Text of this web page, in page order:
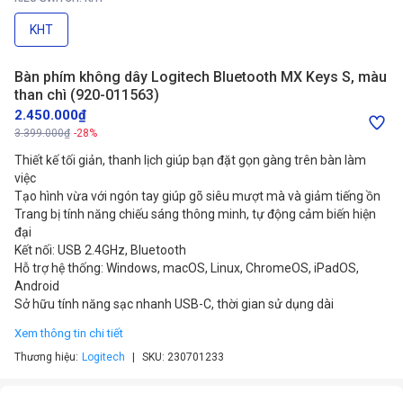
KHT
Bàn phím không dây Logitech Bluetooth MX Keys S, màu
than chì (920-011563)
2.450.000₫
3.399.000₫ -28%
Thiết kế tối giản, thanh lịch giúp bạn đặt gọn gàng trên bàn làm
việc
Tạo hình vừa với ngón tay giúp gõ siêu mượt mà và giảm tiếng ồn
Trang bị tính năng chiếu sáng thông minh, tự động cảm biến hiện
đại
Kết nối: USB 2.4GHz, Bluetooth
Hỗ trợ hệ thống: Windows, macOS, Linux, ChromeOS, iPadOS,
Android
Sở hữu tính năng sạc nhanh USB-C, thời gian sử dụng dài
Xem thông tin chi tiết
Thương hiệu: Logitech SKU: 230701233